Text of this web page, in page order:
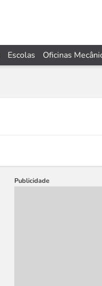
Escolas Oficinas
Publicidade